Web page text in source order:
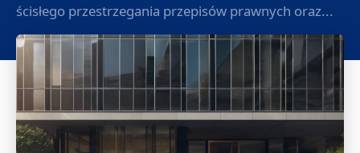
ścisłego przestrzegania przepisów prawnych oraz...